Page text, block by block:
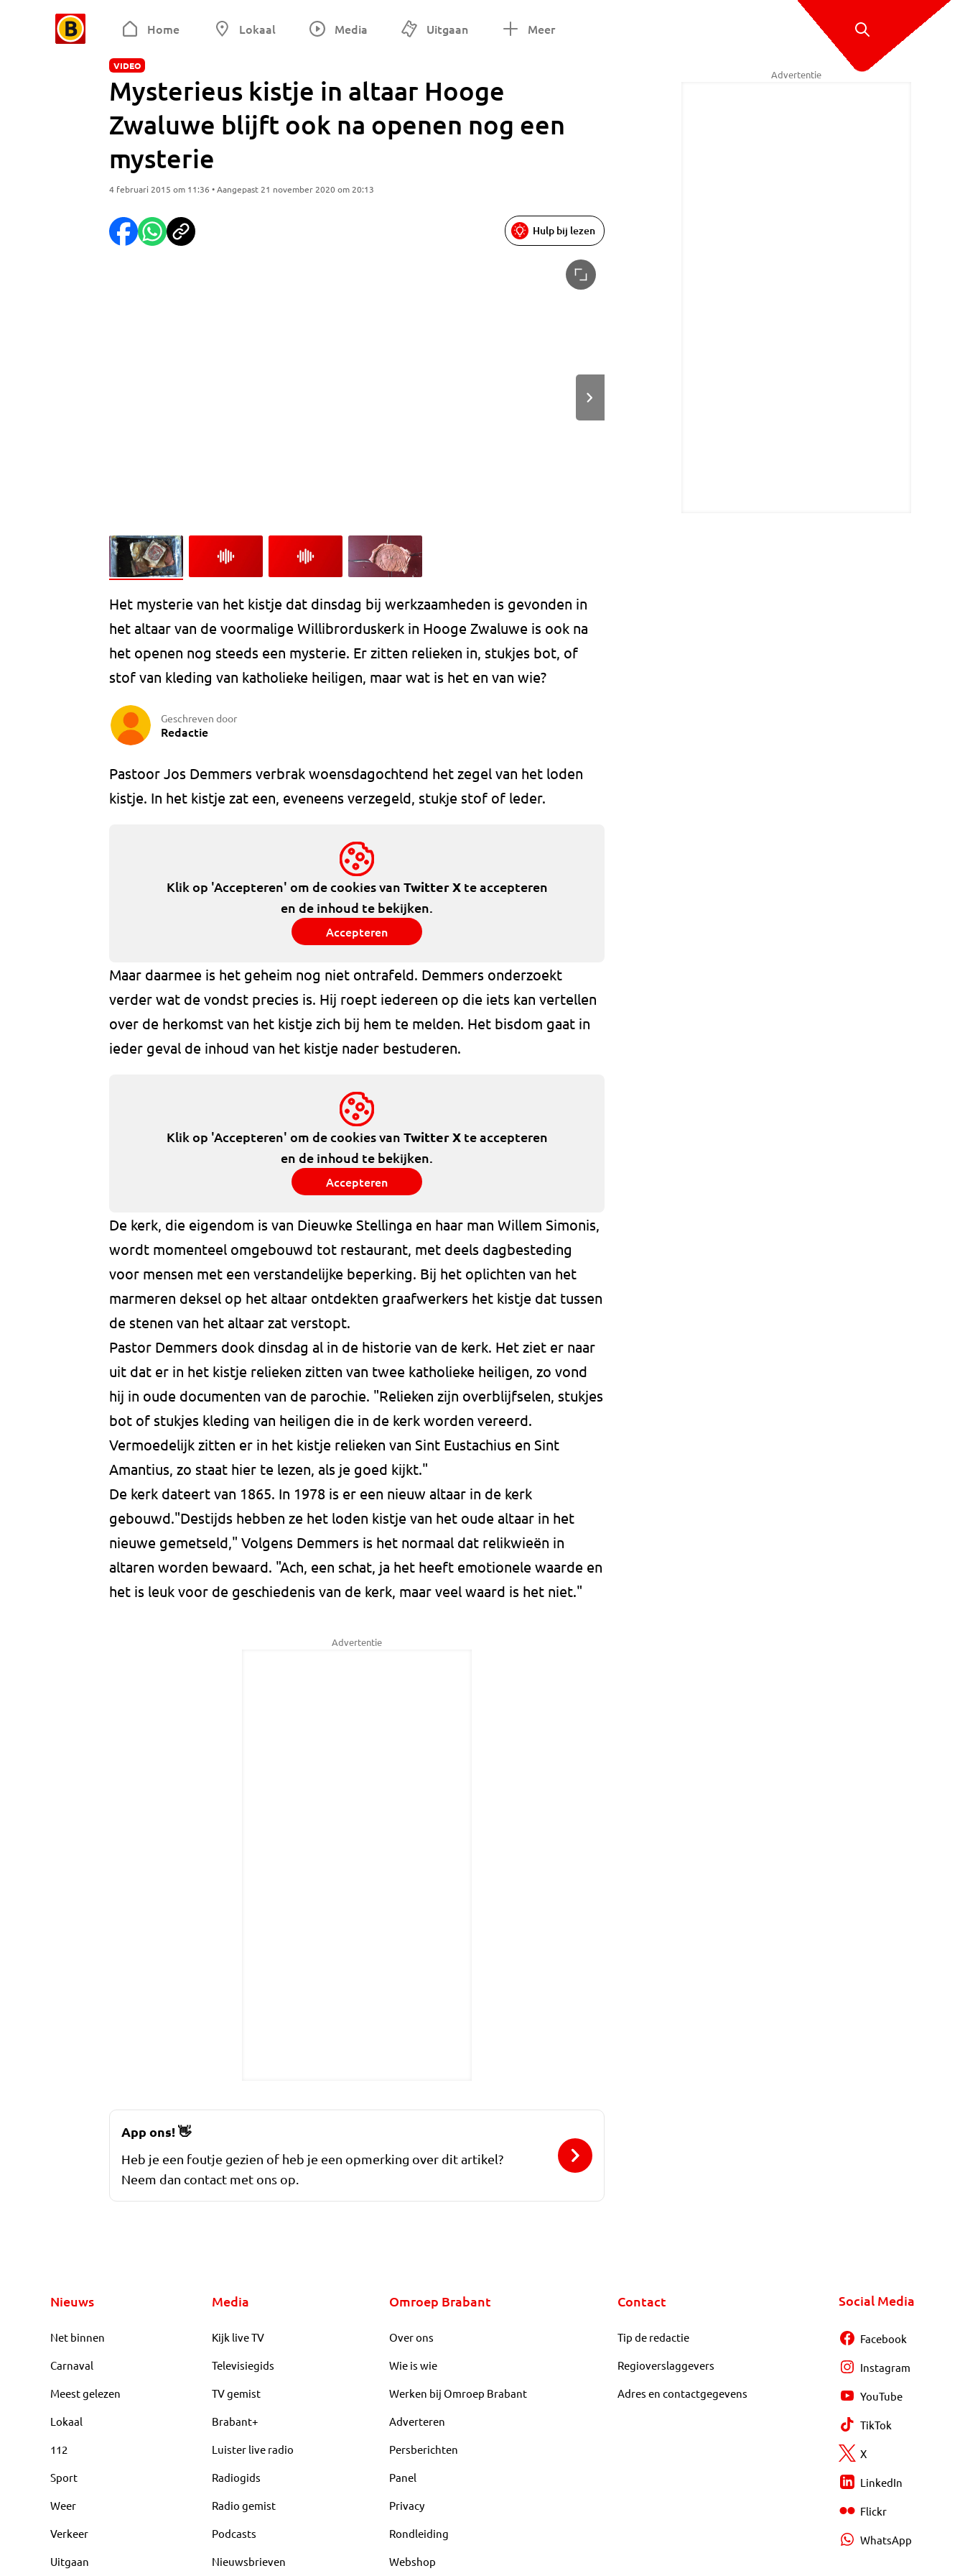
Home Lokaal Media Uitgaan Meer
VIDEO
Mysterieus kistje in altaar Hooge
Zwaluwe blijft ook na openen nog een
mysterie
4 februari 2015 om 11:36 • Aangepast 21 november 2020 om 20:13
Hulp bij lezen
Het mysterie van het kistje dat dinsdag bij werkzaamheden is gevonden in
het altaar van de voormalige Willibrorduskerk in Hooge Zwaluwe is ook na
het openen nog steeds een mysterie. Er zitten relieken in, stukjes bot, of
stof van kleding van katholieke heiligen, maar wat is het en van wie?
Geschreven door
Redactie
Pastoor Jos Demmers verbrak woensdagochtend het zegel van het loden
kistje. In het kistje zat een, eveneens verzegeld, stukje stof of leder.
Klik op 'Accepteren' om de cookies van Twitter Xte accepteren
en de inhoud te bekijken.
Accepteren
Maar daarmee is het geheim nog niet ontrafeld. Demmers onderzoekt
verder wat de vondst precies is. Hij roept iedereen op die iets kan vertellen
over de herkomst van het kistje zich bij hem te melden. Het bisdom gaat in
ieder geval de inhoud van het kistje nader bestuderen.
Klik op 'Accepteren' om de cookies van Twitter Xte accepteren
en de inhoud te bekijken.
Accepteren
De kerk, die eigendom is van Dieuwke Stellinga en haar man Willem Simonis,
wordt momenteel omgebouwd tot restaurant, met deels dagbesteding
voor mensen met een verstandelijke beperking. Bij het oplichten van het
marmeren deksel op het altaar ontdekten graafwerkers het kistje dat tussen
de stenen van het altaar zat verstopt.
Pastor Demmers dook dinsdag al in de historie van de kerk. Het ziet er naar
uit dat er in het kistje relieken zitten van twee katholieke heiligen, zo vond
hij in oude documenten van de parochie. "Relieken zijn overblijfselen, stukjes
bot of stukjes kleding van heiligen die in de kerk worden vereerd.
Vermoedelijk zitten er in het kistje relieken van Sint Eustachius en Sint
Amantius, zo staat hier te lezen, als je goed kijkt."
De kerk dateert van 1865. In 1978 is er een nieuw altaar in de kerk
gebouwd."Destijds hebben ze het loden kistje van het oude altaar in het
nieuwe gemetseld," Volgens Demmers is het normaal dat relikwieën in
altaren worden bewaard. "Ach, een schat, ja het heeft emotionele waarde en
het is leuk voor de geschiedenis van de kerk, maar veel waard is het niet."
Advertentie
Advertentie
App ons!👋
Heb je een foutje gezien of heb je een opmerking over dit artikel?
Neem dan contact met ons op.
Nieuws
Net binnen
Carnaval
Meest gelezen
Lokaal
112
Sport
Weer
Verkeer
Uitgaan
Media
Kijk live TV
Televisiegids
TV gemist
Brabant+
Luister live radio
Radiogids
Radio gemist
Podcasts
Nieuwsbrieven
Omroep Brabant
Over ons
Wie is wie
Werken bij Omroep Brabant
Adverteren
Persberichten
Panel
Privacy
Rondleiding
Webshop
Contact
Tip de redactie
Regioverslaggevers
Adres en contactgegevens
Social Media
Facebook
Instagram
YouTube
TikTok
X
LinkedIn
Flickr
WhatsApp